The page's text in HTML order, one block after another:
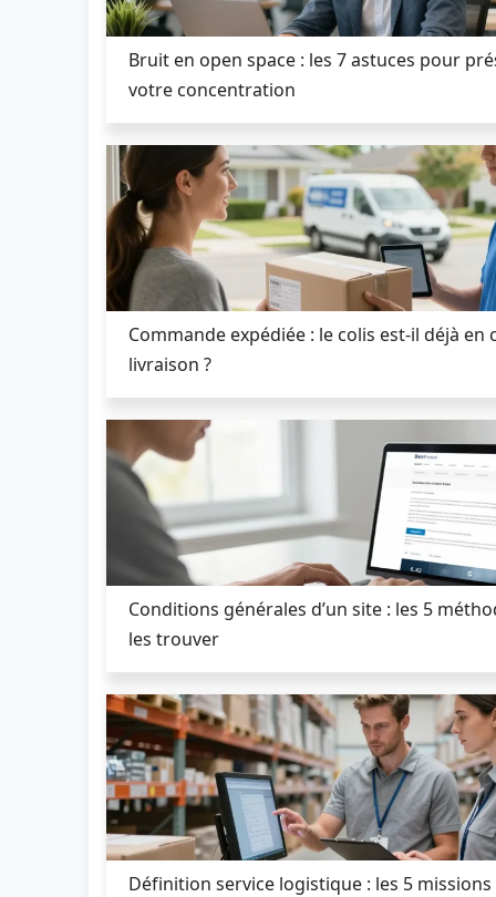
Bruit en open space : les 7 astuces pour
votre concentration
Commande expédiée : le colis est-il déjà en
livraison ?
Conditions générales d’un site : les 5
les trouver
Définition service logistique : les 5